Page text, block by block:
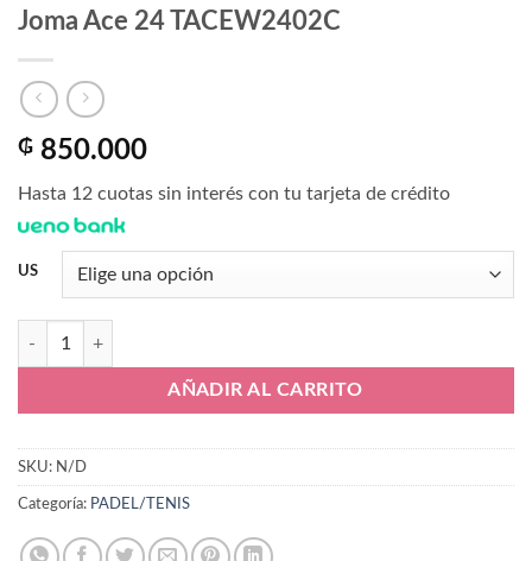
Joma Ace 24 TACEW2402C
₲ 850.000
Hasta 12 cuotas sin interés con tu tarjeta de crédito
US
Joma Ace 24 TACEW2402C cantidad
AÑADIR AL CARRITO
SKU: N/D
Categoría: PADEL/TENIS